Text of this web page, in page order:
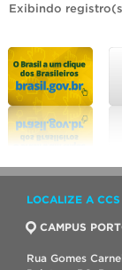
Exibindo
LOCALIZE A CCS
CAMPUS
Rua Gomes